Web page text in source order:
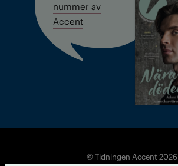
nummer av
Accent
© Tidningen Accent 2026